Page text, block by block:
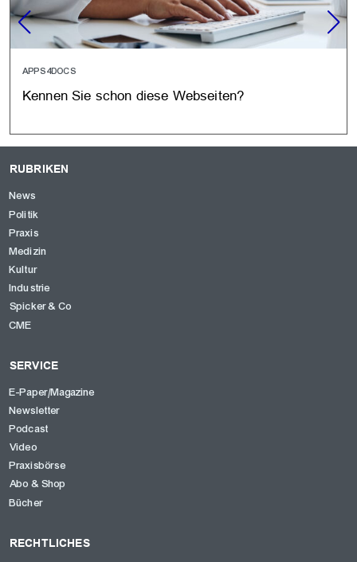
APPS4DOCS
Kennen Sie schon diese Webseiten?
RUBRIKEN
News
Politik
Praxis
Medizin
Kultur
Industrie
Spicker & Co
CME
SERVICE
E-Paper/Magazine
Newsletter
Podcast
Video
Praxisbörse
Abo & Shop
Bücher
RECHTLICHES